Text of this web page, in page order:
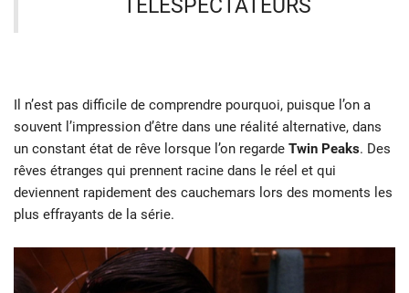
TÉLÉSPECTATEURS
Il n’est pas difficile de comprendre pourquoi, puisque l’on a
souvent l’impression d’être dans une réalité alternative, dans
un constant état de rêve lorsque l’on regarde Twin Peaks. Des
rêves étranges qui prennent racine dans le réel et qui
deviennent rapidement des cauchemars lors des moments les
plus effrayants de la série.